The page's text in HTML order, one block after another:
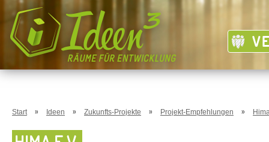
Start » Ideen » Zukunfts-Projekte » Projekt-Empfehlungen »